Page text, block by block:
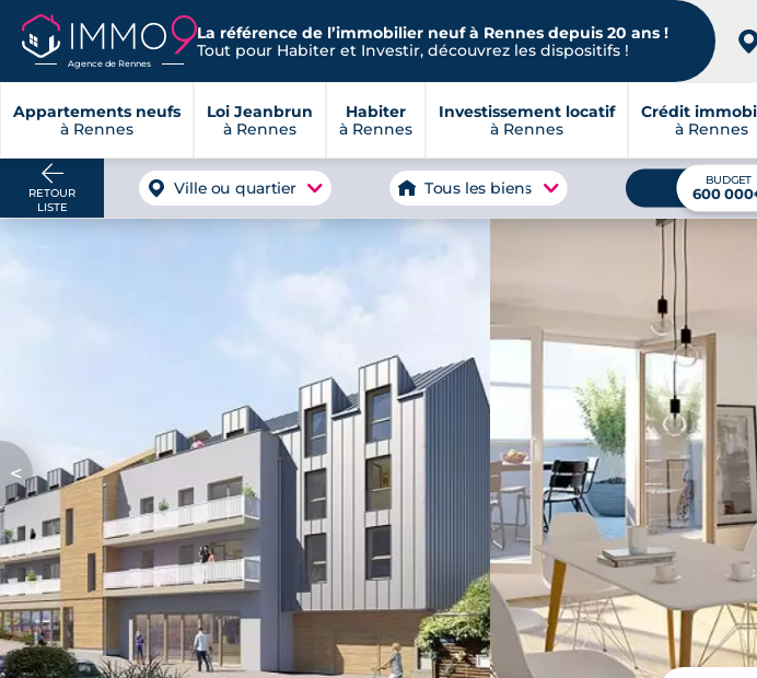
Agence de Rennes
La référence de l’immobilier neuf à Rennes depuis 20 ans !
Tout pour Habiter et Investir, découvrez les dispositifs !
Appartements neufs
à Rennes
Loi Jeanbrun
à Rennes
Habiter
à Rennes
Investissement locatif
à Rennes
Crédit
à Rennes
RETOUR
LISTE
Ville ou quartier Tous les biens BUDGET
600
<